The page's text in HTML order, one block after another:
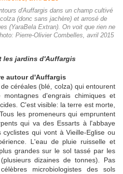
d'Auffargis dans un champ cultivé
(donc sans jachère) et arrosé de
(YaraBela Extran). On voit que rien ne
Pierre-Olivier Combelles, avril 2015
les jardins d'Auffargis
autour d'Auffargis
céréales (blé, colza) qui entourent
d'engrais chimiques et
C'est visible: la terre est morte,
les promeneurs qui empruntent
qui va des Essarts à l'abbaye
qui vont à Vieille-Eglise ou
L'eau de pluie ruisselle et
grandes sur le sol tassé par les
dizaines de tonnes). Pas
microbiologistes des sols